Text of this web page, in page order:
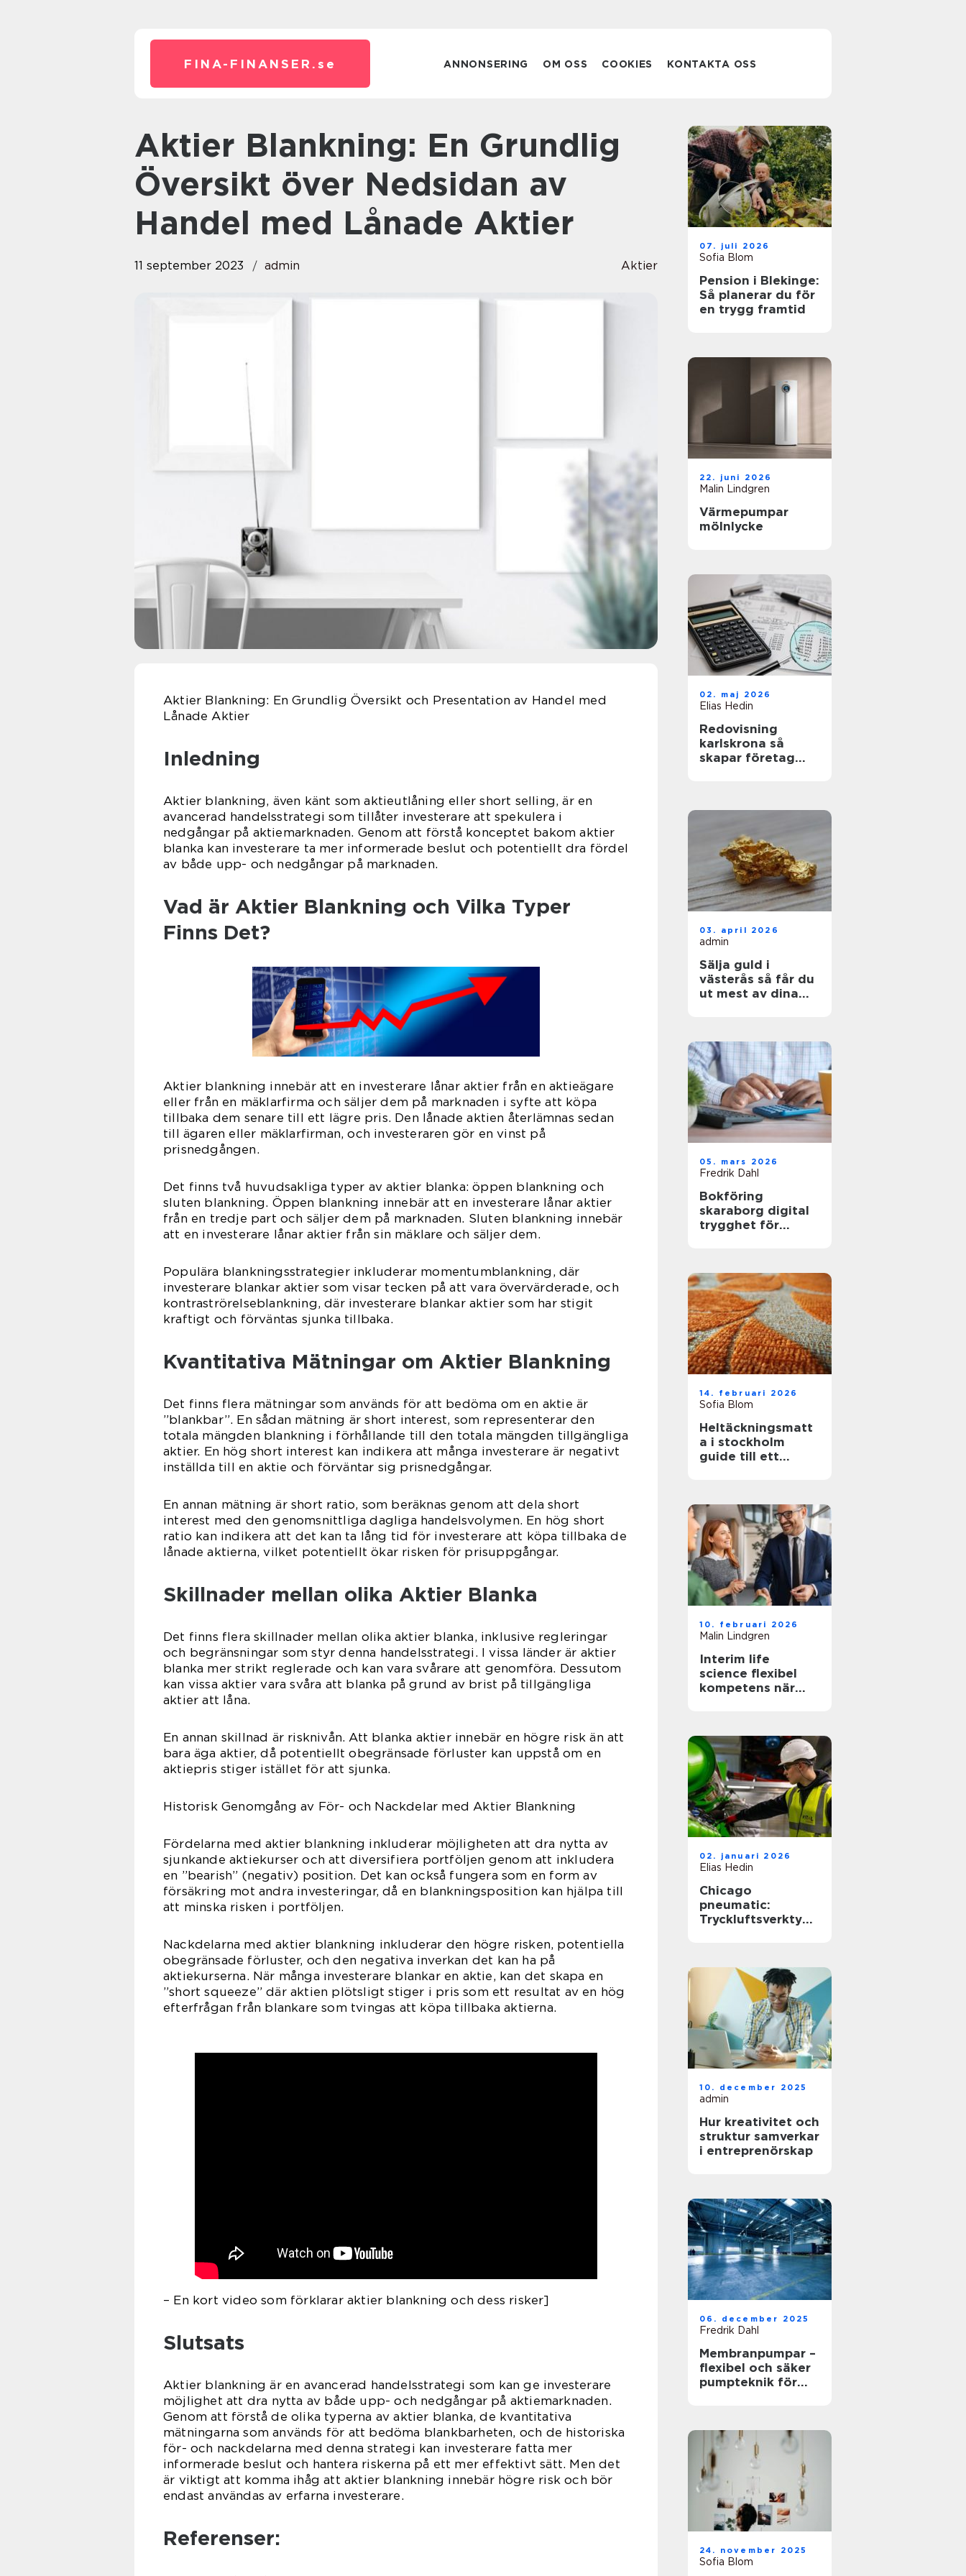
FINA-FINANSER. se ANNONSERING OM OSS COOKIES KONTAKTA OSS
Aktier Blankning: En Grundlig
Översikt över Nedsidan av
Handel med Lånade Aktier
11 september 2023 admin Aktier
Aktier Blankning: En Grundlig Översikt och Presentation av Handel med
Lånade Aktier
Inledning
Aktier blankning, även känt som aktieutlåning eller short selling, är en
avancerad handelsstrategi som tillåter investerare att spekulera i
nedgångar på aktiemarknaden. Genom att förstå konceptet bakom aktier
blanka kan investerare ta mer informerade beslut och potentiellt dra fördel
av både upp- och nedgångar på marknaden.
Vad är Aktier Blankning och Vilka Typer
Finns Det?
Aktier blankning innebär att en investerare lånar aktier från en aktieägare
eller från en mäklarfirma och säljer dem på marknaden i syfte att köpa
tillbaka dem senare till ett lägre pris. Den lånade aktien återlämnas sedan
till ägaren eller mäklarfirman, och investeraren gör en vinst på
prisnedgången.
Det finns två huvudsakliga typer av aktier blanka: öppen blankning och
sluten blankning. Öppen blankning innebär att en investerare lånar aktier
från en tredje part och säljer dem på marknaden. Sluten blankning innebär
att en investerare lånar aktier från sin mäklare och säljer dem.
Populära blankningsstrategier inkluderar momentumblankning, där
investerare blankar aktier som visar tecken på att vara övervärderade, och
kontraströrelseblankning, där investerare blankar aktier som har stigit
kraftigt och förväntas sjunka tillbaka.
Kvantitativa Mätningar om Aktier Blankning
Det finns flera mätningar som används för att bedöma om en aktie är
”blankbar”. En sådan mätning är short interest, som representerar den
totala mängden blankning i förhållande till den totala mängden tillgängliga
aktier. En hög short interest kan indikera att många investerare är negativt
inställda till en aktie och förväntar sig prisnedgångar.
En annan mätning är short ratio, som beräknas genom att dela short
interest med den genomsnittliga dagliga handelsvolymen. En hög short
ratio kan indikera att det kan ta lång tid för investerare att köpa tillbaka de
lånade aktierna, vilket potentiellt ökar risken för prisuppgångar.
Skillnader mellan olika Aktier Blanka
Det finns flera skillnader mellan olika aktier blanka, inklusive regleringar
och begränsningar som styr denna handelsstrategi. I vissa länder är aktier
blanka mer strikt reglerade och kan vara svårare att genomföra. Dessutom
kan vissa aktier vara svåra att blanka på grund av brist på tillgängliga
aktier att låna.
En annan skillnad är risknivån. Att blanka aktier innebär en högre risk än att
bara äga aktier, då potentiellt obegränsade förluster kan uppstå om en
aktiepris stiger istället för att sjunka.
Historisk Genomgång av För- och Nackdelar med Aktier Blankning
Fördelarna med aktier blankning inkluderar möjligheten att dra nytta av
sjunkande aktiekurser och att diversifiera portföljen genom att inkludera
en ”bearish” (negativ) position. Det kan också fungera som en form av
försäkring mot andra investeringar, då en blankningsposition kan hjälpa till
att minska risken i portföljen.
Nackdelarna med aktier blankning inkluderar den högre risken, potentiella
obegränsade förluster, och den negativa inverkan det kan ha på
aktiekurserna. När många investerare blankar en aktie, kan det skapa en
”short squeeze” där aktien plötsligt stiger i pris som ett resultat av en hög
efterfrågan från blankare som tvingas att köpa tillbaka aktierna.
– En kort video som förklarar aktier blankning och dess risker]
Slutsats
Aktier blankning är en avancerad handelsstrategi som kan ge investerare
möjlighet att dra nytta av både upp- och nedgångar på aktiemarknaden.
Genom att förstå de olika typerna av aktier blanka, de kvantitativa
mätningarna som används för att bedöma blankbarheten, och de historiska
för- och nackdelarna med denna strategi kan investerare fatta mer
informerade beslut och hantera riskerna på ett mer effektivt sätt. Men det
är viktigt att komma ihåg att aktier blankning innebär högre risk och bör
endast användas av erfarna investerare.
Referenser:
07. juli 2026
Sofia Blom
Pension i Blekinge:
Så planerar du för
en trygg framtid
22. juni 2026
Malin Lindgren
Värmepumpar
mölnlycke
02. maj 2026
Elias Hedin
Redovisning
karlskrona så
skapar företag
03. april 2026
admin
Sälja guld i
västerås så får du
ut mest av dina
05. mars 2026
Fredrik Dahl
Bokföring
skaraborg digital
trygghet för
14. februari 2026
Sofia Blom
Heltäckningsmatt
a i stockholm
guide till ett
10. februari 2026
Malin Lindgren
Interim life
science flexibel
kompetens när
02. januari 2026
Elias Hedin
Chicago
pneumatic:
Tryckluftsverktyg
10. december 2025
admin
Hur kreativitet och
struktur samverkar
i entreprenörskap
06. december 2025
Fredrik Dahl
Membranpumpar –
flexibel och säker
pumpteknik för
24. november 2025
Sofia Blom